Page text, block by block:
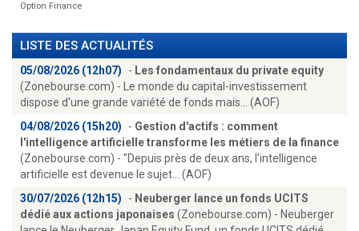
Option Finance
LISTE DES ACTUALITÉS
05/08/2026 (12h07) - Les fondamentaux du private equity
(Zonebourse.com) - Le monde du capital-investissement
dispose d'une grande variété de fonds mais... (AOF)
04/08/2026 (15h20)
- Gestion d'actifs : comment
l'intelligence artificielle transforme les métiers de la finance
(Zonebourse.com) - "Depuis près de deux ans, l'intelligence
artificielle est devenue le sujet... (AOF)
30/07/2026 (12h15)
- Neuberger lance un fonds UCITS
dédié aux actions japonaises (Zonebourse.com) - Neuberger